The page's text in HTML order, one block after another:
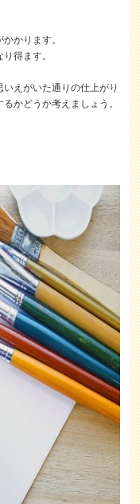
かります。
得ます。
えがいた通りの仕上がり
かどうか考えましょう。